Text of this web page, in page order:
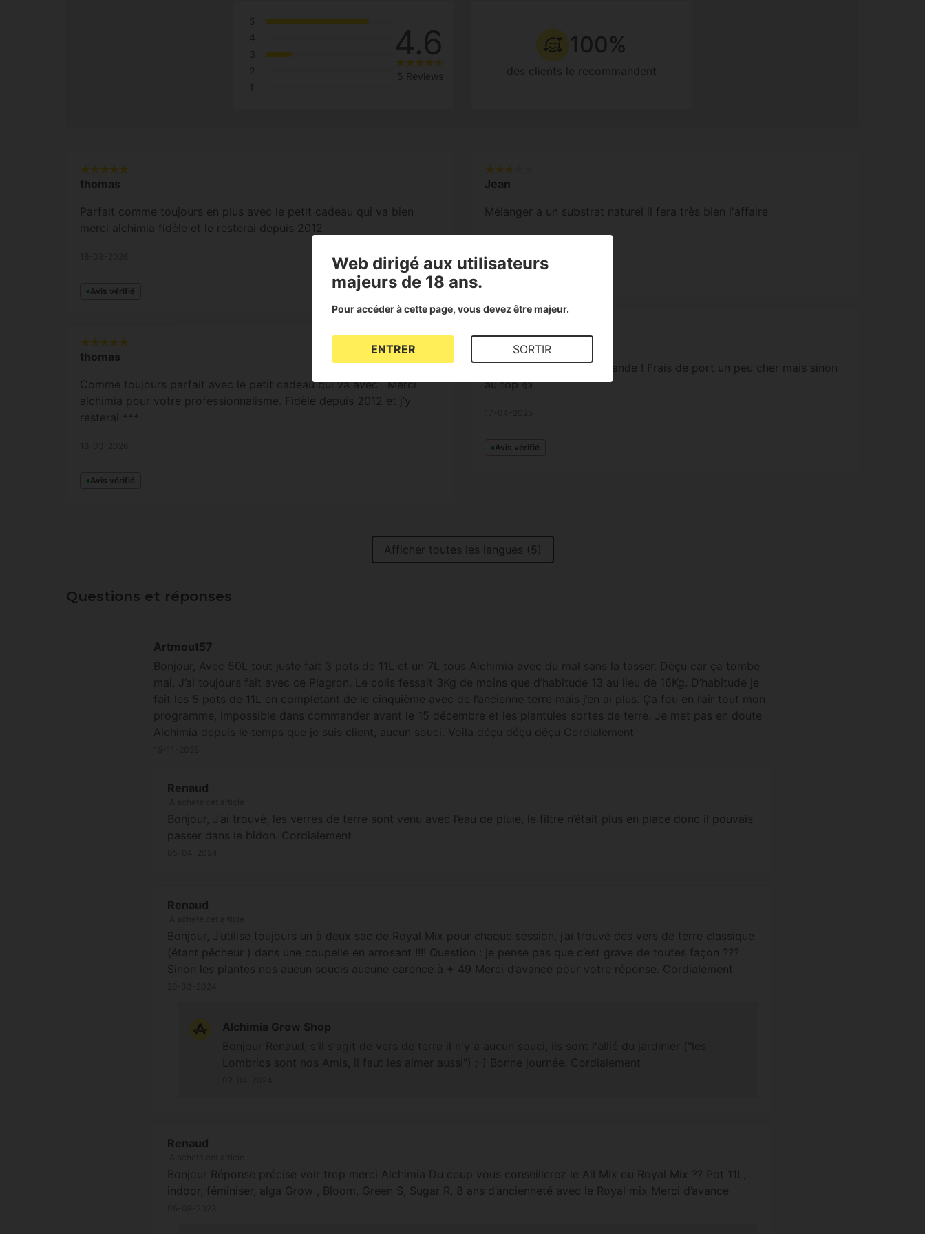
5
4
3
2
1
4.6
5 Reviews
100%
des clients le recommandent
thomas
Parfait comme toujours en plus avec le petit cadeau qui va bien
merci alchimia fidèle et le resterai depuis 2012
Avis vérifié
thomas
Comme toujours parfait avec le petit cadeau qui va avec . Merci
alchimia pour votre professionnalisme. Fidèle depuis 2012 et j’y
resterai ***
Avis vérifié
Jean
Mélanger a un substrat naturel il fera très bien l'affaire
Jennifer
Super qualité je recommande ! Frais de port un peu cher mais sinon
au top 👍
Avis vérifié
Afficher toutes les langues (5)
Questions et réponses
Artmout57
Bonjour, Avec 50L tout juste fait 3 pots de 11L et un 7L tous Alchimia avec du mal sans la tasser. Déçu car ça tombe
mal. J’ai toujours fait avec ce Plagron. Le colis fessait 3Kg de moins que d’habitude 13 au lieu de 16Kg. D’habitude je
fait les 5 pots de 11L en complétant de le cinquième avec de l’ancienne terre mais j’en ai plus. Ça fou en l’air tout mon
programme, impossible dans commander avant le 15 décembre et les plantules sortes de terre. Je met pas en doute
Alchimia depuis le temps que je suis client, aucun souci. Voila déçu déçu déçu Cordialement
Renaud
Bonjour, J’ai trouvé, les verres de terre sont venu avec l’eau de pluie, le filtre n’était plus en place donc il pouvais
passer dans le bidon. Cordialement
Renaud
Bonjour, J’utilise toujours un à deux sac de Royal Mix pour chaque session, j’ai trouvé des vers de terre classique
(étant pêcheur ) dans une coupelle en arrosant !!!! Question : je pense pas que c’est grave de toutes façon ???
Sinon les plantes nos aucun soucis aucune carence à + 49 Merci d’avance pour votre réponse. Cordialement
Alchimia Grow Shop
Renaud
Bonjour Réponse précise voir trop merci Alchimia Du coup vous conseillerez le All Mix ou Royal Mix ?? Pot 11L,
indoor, féminiser, alga Grow , Bloom, Green S, Sugar R, 8 ans d’ancienneté avec le Royal mix Merci d’avance
Web dirigé aux utilisateurs
majeurs de 18 ans.
Pour accéder à cette page, vous devez être majeur.
ENTRER SORTIR